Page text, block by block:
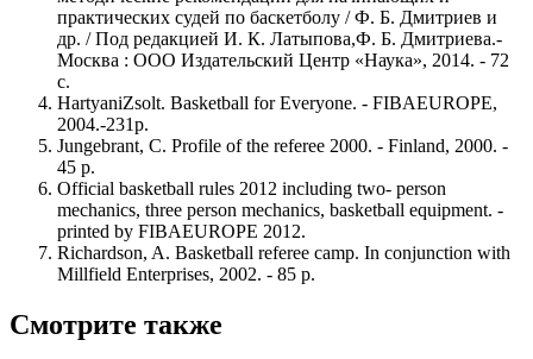
практических судей по баскетболу / Ф. Б. Дмитриев и
др. / Под редакцией И. К. Латыпова,Ф. Б. Дмитриева.-
Москва : ООО Издательский Центр «Наука», 2014. - 72
с.
HartyaniZsolt. Basketball for Everyone. - FIBAEUROPE,
2004.-231p.
Jungebrant, С. Profile of the referee 2000. - Finland, 2000. -
45 p.
Official basketball rules 2012 including two- person
mechanics, three person mechanics, basketball equipment. -
printed by FIBAEUROPE 2012.
Richardson, A. Basketball referee camp. In conjunction with
Millfield Enterprises, 2002. - 85 p.
Смотрите также